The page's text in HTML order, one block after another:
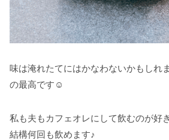
味は淹れたてにはかなわないかもしれ
の最高です☺️
私も夫もカフェオレにして飲むのが好
結構何回も飲めます♪